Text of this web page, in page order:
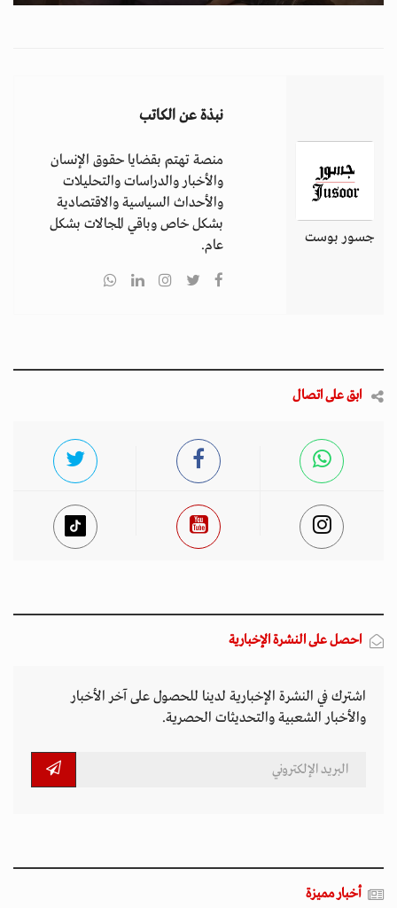
جسور بوست
نبذة عن الكاتب
منصة تهتم بقضايا حقوق الإنسان
والأخبار والدراسات والتحليلات
والأحداث السياسية والاقتصادية
بشكل خاص وباقي المجالات بشكل
عام.
ابق على اتصال
احصل على النشرة الإخبارية
اشترك في النشرة الإخبارية لدينا للحصول على آخر الأخبار
والأخبار الشعبية والتحديثات الحصرية.
أخبار مميزة